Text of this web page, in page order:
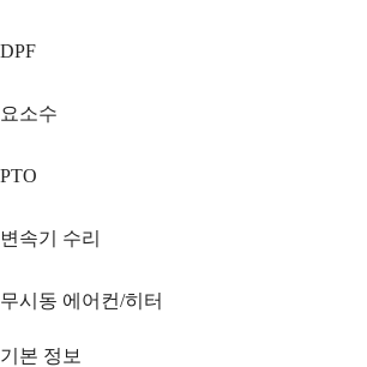
DPF
요소수
PTO
변속기 수리
무시동 에어컨/히터
기본 정보